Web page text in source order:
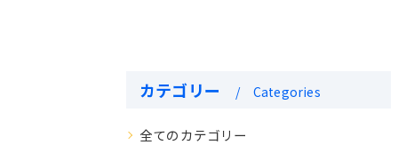
カテゴリー Categories
全てのカテゴリー